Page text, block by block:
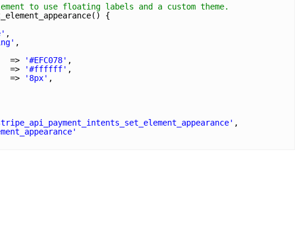
to use floating labels and a custom theme.
{
,
,
=> '#EFC078' ,
=> '#ffffff' ,
=> '8px' ,
,